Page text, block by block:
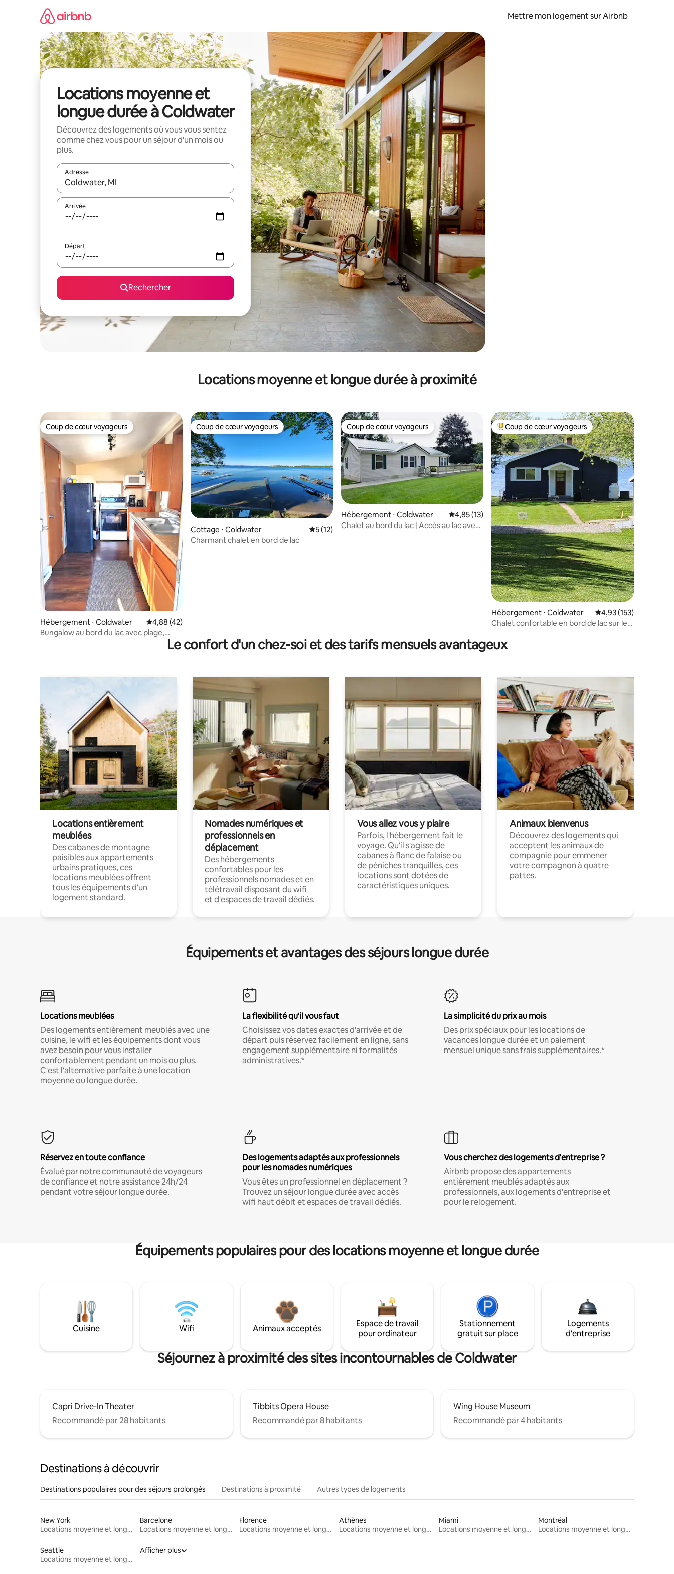
Mettre mon logement sur Airbnb
Locations moyenne et
longue durée à Coldwater
Découvrez des logements où vous vous sentez
comme chez vous pour un séjour d'un mois ou
plus.
Adresse
Lorsque les résultats s'affichent, utilisez les flèches vers le haut et vers le bas pour les parcourir ou en appuyant et en faisant glisser.
Arrivée
Départ
Rechercher
Locations moyenne et longue durée à proximité
Coup de cœur voyageurs
Coup de cœur voyageurs
Hébergement ⋅ Coldwater Évaluation moyenne sur la base de 42 commentaires : 4,88 sur 5
4,88 (42)
Bungalow au bord du lac avec plage,
Coup de cœur voyageurs
Coup de cœur voyageurs
Cottage ⋅ Coldwater Évaluation moyenne sur la base de 12 commentaires : 5 sur 5
5 (12)
Charmant chalet en bord de lac
Coup de cœur voyageurs
Coup de cœur voyageurs
Hébergement ⋅ Coldwater Évaluation moyenne sur la base de 13 commentaires : 4,85 sur 5
4,85 (13)
Chalet au bord du lac | Accès au lac avec
Coups de cœur voyageurs les plus appréciés
Coup de cœur voyageurs
Hébergement ⋅ Coldwater Évaluation moyenne
4,93 (153)
Chalet confortable en bord de lac sur le
Le confort d'un chez-soi et des tarifs mensuels avantageux
Locations entièrement
meublées
Des cabanes de montagne
paisibles aux appartements
urbains pratiques, ces
locations meublées offrent
tous les équipements d'un
logement standard.
Nomades numériques et
professionnels en
déplacement
Des hébergements
confortables pour les
professionnels nomades et en
télétravail disposant du wifi
et d'espaces de travail dédiés.
Vous allez vous y plaire
Parfois, l'hébergement fait le
voyage. Qu'il s'agisse de
cabanes à flanc de falaise ou
de péniches tranquilles, ces
locations sont dotées de
caractéristiques uniques.
Animaux bienvenus
Découvrez des logements qui
acceptent les animaux de
compagnie pour emmener
votre compagnon à quatre
pattes.
Équipements et avantages des séjours longue durée
Locations meublées
Des logements entièrement meublés avec une
cuisine, le wifi et les équipements dont vous
avez besoin pour vous installer
confortablement pendant un mois ou plus.
C'est l'alternative parfaite à une location
moyenne ou longue durée.
La flexibilité qu'il vous faut
Choisissez vos dates exactes d'arrivée et de
départ puis réservez facilement en ligne, sans
engagement supplémentaire ni formalités
administratives.*
La simplicité du prix au mois
Des prix spéciaux pour les locations de
vacances longue durée et un paiement
mensuel unique sans frais supplémentaires.*
Réservez en toute confiance
Évalué par notre communauté de voyageurs
de confiance et notre assistance 24h/24
pendant votre séjour longue durée.
Des logements adaptés aux professionnels
pour les nomades numériques
Vous êtes un professionnel en déplacement ?
Trouvez un séjour longue durée avec accès
wifi haut débit et espaces de travail dédiés.
Vous cherchez des logements d'entreprise ?
Airbnb propose des appartements
entièrement meublés adaptés aux
professionnels, aux logements d'entreprise et
pour le relogement.
Équipements populaires pour des locations moyenne et longue durée
Cuisine Wifi Animaux acceptés
Espace de travail
pour ordinateur
Stationnement
gratuit sur place
Logements
d'entreprise
Séjournez à proximité des sites incontournables de Coldwater
Capri Drive-In Theater
Recommandé par 28 habitants
Tibbits Opera House
Recommandé par 8 habitants
Wing House Museum
Recommandé par 4 habitants
Destinations à découvrir
Destinations populaires pour des séjours prolongés Destinations à proximité Autres types de logements
New York
Locations moyenne et longue durée
Barcelone
Locations moyenne et longue durée
Florence
Locations moyenne et longue durée
Athènes
Locations moyenne et longue durée
Miami
Locations moyenne et longue durée
Montréal
Locations moyenne et longue durée
Seattle
Locations moyenne et longue durée
Afficher plus